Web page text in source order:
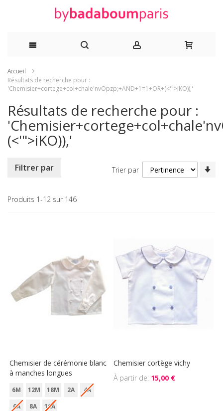
au
contenu
Accueil
Résultats de recherche pour :
'Chemisier+cortege+col+chale'nvOpzp;+AND+1=1+OR+(<'">iKO)),'
Résultats de recherche pour :
(<'">iKO)),'
Produits 1-12 sur 146
Trier par
Chemisier de cérémonie blanc
à manches longues
6M 12M 18M 2A
4A
6A
8A 10A
Chemisier cortège vichy
À partir de 15,00 €
Filtrer par